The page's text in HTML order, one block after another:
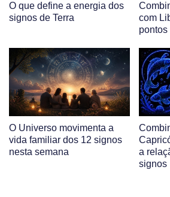
O que define a energia dos
signos de Terra
com
pontos
O Universo movimenta a
vida familiar dos 12 signos
nesta semana
a
signos